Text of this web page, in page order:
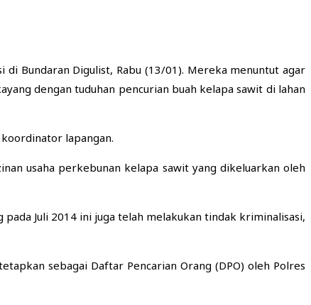
di Bundaran Digulist, Rabu (13/01). Mereka menuntut agar
dengan tuduhan pencurian buah kelapa sawit di lahan
lapangan.
usaha perkebunan kelapa sawit yang dikeluarkan oleh
Juli 2014 ini juga telah melakukan tindak kriminalisasi,
sebagai Daftar Pencarian Orang (DPO) oleh Polres